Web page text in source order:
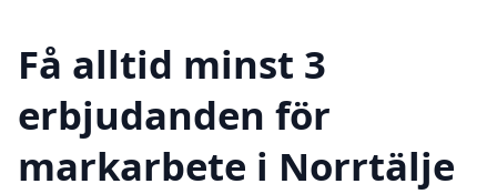
Få alltid minst 3
erbjudanden för
markarbete i Norrtälje